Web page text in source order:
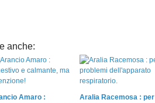
anche:
Amaro :
Aralia Racemosa : per